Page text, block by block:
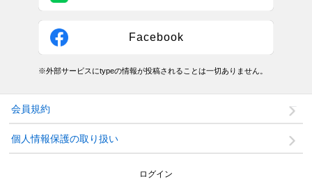
Facebook
※外部サービスにtypeの情報が投稿されることは一切ありません。
会員規約
個人情報保護の取り扱い
ログイン